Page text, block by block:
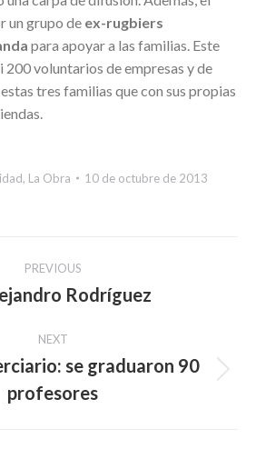
un grupo de ex-rugbiers
para apoyar a las familias. Este
200 voluntarios de empresas y de
tres familias que con sus propias
, La Obra 10 de octubre de 2013
PREVIOUS
Previous
Rodríguez
NEXT
Next
post:
se graduaron 90
profesores